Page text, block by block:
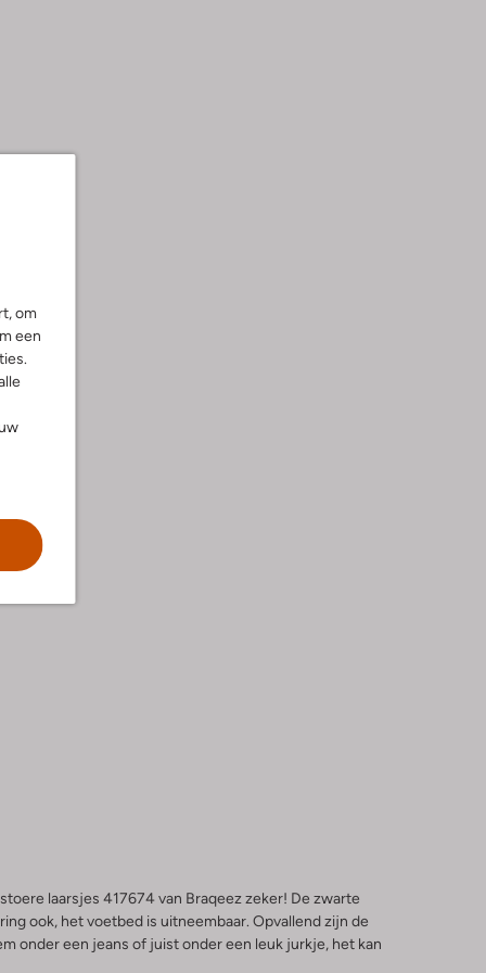
om
een
laarsjes 417674 van Braqeez zeker! De zwarte
ook, het voetbed is uitneembaar. Opvallend zijn de
onder een jeans of juist onder een leuk jurkje, het kan